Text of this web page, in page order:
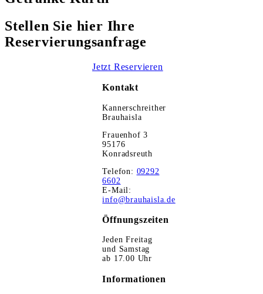
Stellen Sie hier Ihre
Reservierungsanfrage
Jetzt Reservieren
Kontakt
Kannerschreither
Brauhaisla
Frauenhof 3
95176
Konradsreuth
Telefon: 09292
6602
E-Mail:
info@brauhaisla.de
Öffnungszeiten
Jeden Freitag
und Samstag
ab 17.00 Uhr
Informationen